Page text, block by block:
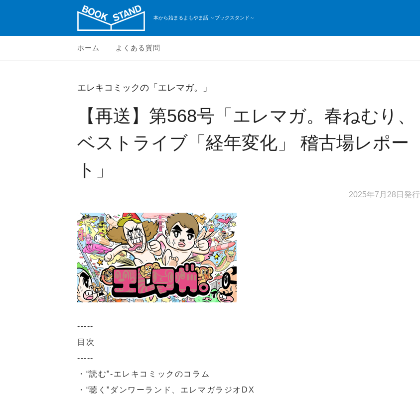
本から始まるよもやま話 ～ブックスタンド～
ホーム よくある質問
エレキコミックの「エレマガ。」
【再送】第568号「エレマガ。春ねむり、
ベストライブ「経年変化」 稽古場レポー
ト」
2025年7月28日発行
-----
目次
-----
・“読む”-エレキコミックのコラム
・“聴く”ダンワーランド、エレマガラジオDX